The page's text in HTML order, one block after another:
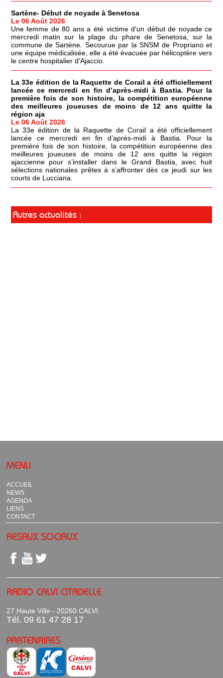
Sartène- Début de noyade à Senetosa
Le 06 Août 2026
Une femme de 80 ans a été victime d'un début de noyade ce
mercredi matin sur la plage du phare de Senetosa, sur la
commune de Sartène. Secourue par la SNSM de Propriano et
une équipe médicalisée, elle a été évacuée par hélicoptère vers
le centre hospitalier d'Ajaccio.
La 33e édition de la Raquette de Corail a été officiellement
lancée ce mercredi en fin d’après-midi à Bastia. Pour la
première fois de son histoire, la compétition européenne
des meilleures joueuses de moins de 12 ans quitte la
région aja
Le 06 Août 2026
La 33e édition de la Raquette de Corail a été officiellement
lancée ce mercredi en fin d’après-midi à Bastia. Pour la
première fois de son histoire, la compétition européenne des
meilleures joueuses de moins de 12 ans quitte la région
ajaccienne pour s’installer dans le Grand Bastia, avec huit
sélections nationales prêtes à s’affronter dès ce jeudi sur les
courts de Lucciana.
Autres actualités :
MENU
ACCUEIL
NEWS
AGENDA
LIENS
CONTACT
RESAUX SOCIAUX
RADIO CALVI CITADELLE
27 Haute Ville - 20260 CALVI
Tél. 09 61 47 28 17
PARTENAIRES